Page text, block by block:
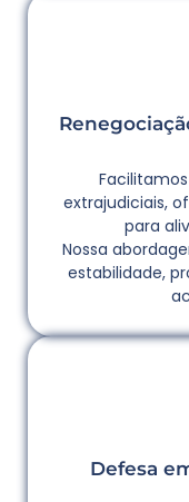
extrajudiciais,
para
Nossa
estabilidade,
Defesa